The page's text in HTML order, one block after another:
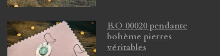
B.O 00020 pendante
bohème pierres
véritables